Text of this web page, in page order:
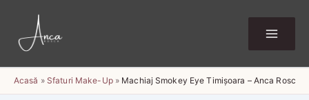
content
Acasă » Sfaturi Make-Up» Machiaj Smokey Eye Timișoara – Anca Rosca